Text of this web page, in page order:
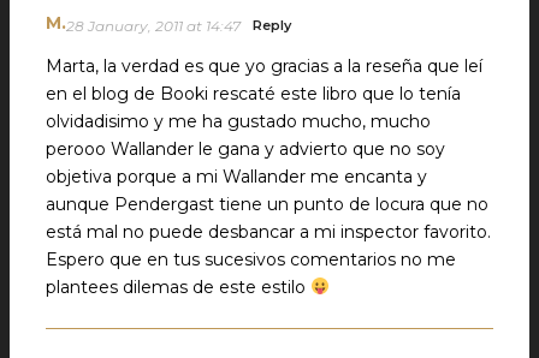
M.28 January, 2011 at 14:47 Reply
Marta, la verdad es que yo gracias a la reseña que leí
en el blog de Booki rescaté este libro que lo tenía
olvidadisimo y me ha gustado mucho, mucho
perooo Wallander le gana y advierto que no soy
objetiva porque a mi Wallander me encanta y
aunque Pendergast tiene un punto de locura que no
está mal no puede desbancar a mi inspector favorito.
Espero que en tus sucesivos comentarios no me
plantees dilemas de este estilo